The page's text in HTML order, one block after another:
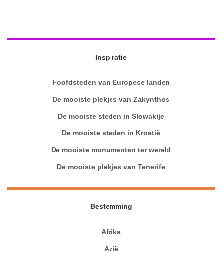
Inspiratie
Hoofdsteden van Europese landen
De mooiste plekjes van Zakynthos
De mooiste steden in Slowakije
De mooiste steden in Kroatië
De mooiste monumenten ter wereld
De mooiste plekjes van Tenerife
Bestemming
Afrika
Azië